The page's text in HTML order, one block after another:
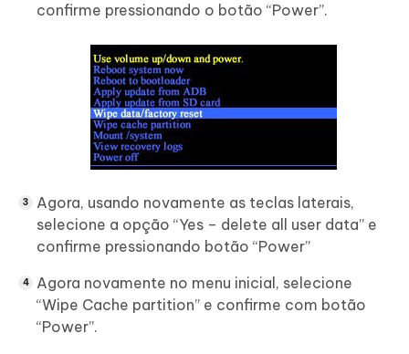
confirme pressionando o botão “Power”.
Agora, usando novamente as teclas laterais,
selecione a opção “Yes – delete all user data” e
confirme pressionando botão “Power”
Agora novamente no menu inicial, selecione
“Wipe Cache partition” e confirme com botão
“Power”.